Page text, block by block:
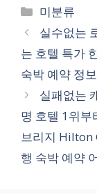
카
테
고
리
미분류
실수없는
는 호텔 특가
숙박 예약 정
실패없는
명 호텔 1위부
브리지
행 숙박 예약